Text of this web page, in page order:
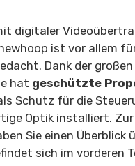
digitaler
ist vor allem
Dank der
hat geschützte
Schutz für die
Optik installiert.
Sie einen
sich im vorderen